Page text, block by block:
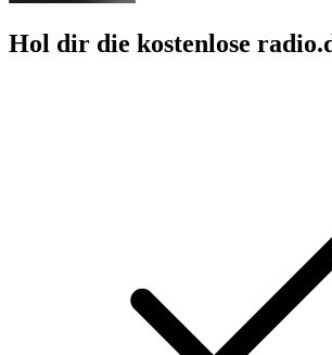
Hol dir die kostenlose